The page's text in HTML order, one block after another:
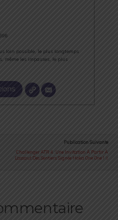
loin possible, le plus longtemps
même les impasses, le plus
Publication Suivante
Challenger ATR 4 : Une Invitation À Partir À
L’assaut Des Sentiers Signée Hoka One One !